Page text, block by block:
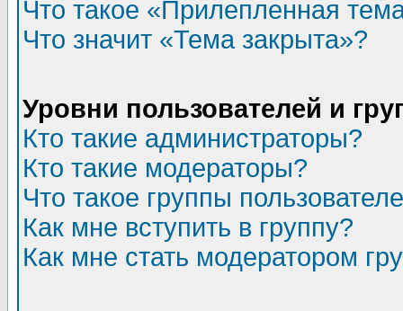
Что такое «Прилепленная
Что значит «Тема закрыта»?
Уровни пользователей и
Кто такие администраторы?
Кто такие модераторы?
Что такое группы
Как мне вступить в группу?
Как мне стать модератором